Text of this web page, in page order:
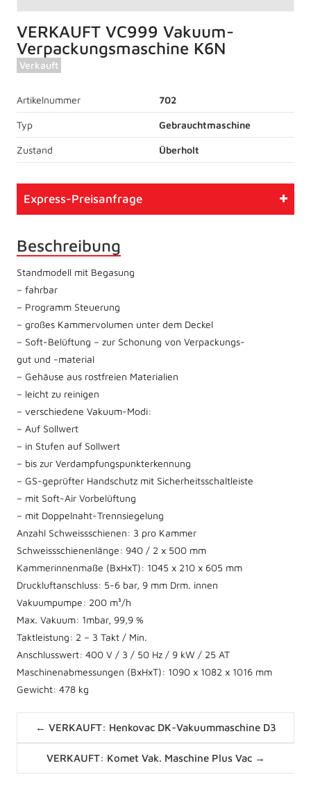
VERKAUFT VC999 Vakuum-
Verpackungsmaschine K6N
Verkauft
Artikelnummer
Typ
Zustand
702
Gebrauchtmaschine
Überholt
Express-Preisanfrage
Beschreibung
Standmodell mit Begasung
– fahrbar
– Programm Steuerung
– großes Kammervolumen unter dem Deckel
– Soft-Belüftung – zur Schonung von Verpackungs-
gut und -material
– Gehäuse aus rostfreien Materialien
– leicht zu reinigen
– verschiedene Vakuum-Modi:
– Auf Sollwert
– in Stufen auf Sollwert
– bis zur Verdampfungspunkterkennung
– GS-geprüfter Handschutz mit Sicherheitsschaltleiste
– mit Soft-Air Vorbelüftung
– mit Doppelnaht-Trennsiegelung
Anzahl Schweissschienen: 3 pro Kammer
Schweissschienenlänge: 940 / 2 x 500 mm
Kammerinnenmaße (BxHxT): 1045 x 210 x 605 mm
Druckluftanschluss: 5-6 bar, 9 mm Drm. innen
Vakuumpumpe: 200 m³/h
Max. Vakuum: 1mbar, 99,9 %
Taktleistung: 2 – 3 Takt / Min.
Anschlusswert: 400 V / 3 / 50 Hz / 9 kW / 25 AT
Maschinenabmessungen (BxHxT): 1090 x 1082 x 1016 mm
Gewicht: 478 kg
Posts
navigation
← VERKAUFT: Henkovac DK-Vakuummaschine D3
Posts
navigation
VERKAUFT: Komet Vak. Maschine Plus Vac →